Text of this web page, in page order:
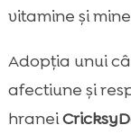
vitamine și
Adopția unui
afectiune și
hranei